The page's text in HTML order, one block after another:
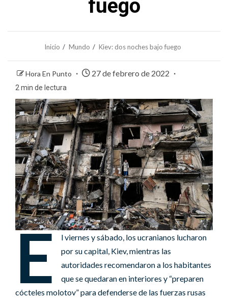
fuego
Inicio Mundo Kiev: dos noches bajo fuego
Hora En Punto 27 de febrero de 2022
2 min de lectura
E
l viernes y sábado, los ucranianos lucharon
por su capital, Kiev, mientras las
autoridades recomendaron a los habitantes
que se quedaran en interiores y “preparen
cócteles molotov” para defenderse de las fuerzas rusas